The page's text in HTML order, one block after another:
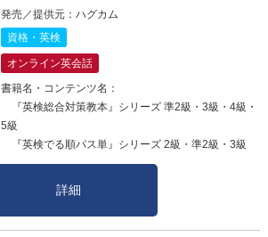
発売／提供元：ハグカム
資格・英検
オンライン英会話
書籍名・コンテンツ名：
『英検総合対策教本』シリーズ 準2級・3級・4級・
5級
『英検でる順パス単』シリーズ 2級・準2級・3級
詳細